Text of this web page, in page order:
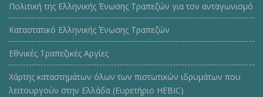
Πολιτική της Ελληνικής Ένωσης Τραπεζών για τον ανταγωνισμό
Καταστατικό Ελληνικής Ένωσης Τραπεζών
Εθνικές Τραπεζικές Αργίες
Χάρτης καταστημάτων όλων των πιστωτικών ιδρυμάτων που
λειτουργούν στην Ελλάδα (Ευρετήριο HEBIC)